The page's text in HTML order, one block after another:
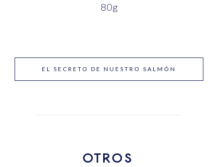
80g
EL SECRETO DE NUESTRO SALMÓN
OTROS